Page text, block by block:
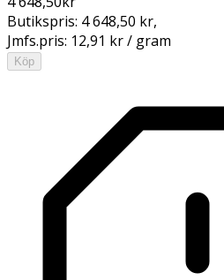
Butikspris: 4 648,50 kr,
Jmfs.pris: 12,91 kr / gram
Köp